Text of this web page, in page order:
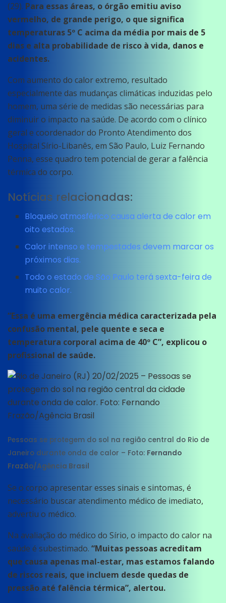
(29). Para essas áreas, o órgão emitiu aviso
vermelho, de grande perigo, o que significa
temperaturas 5º C acima da média por mais de 5
dias e alta probabilidade de risco à vida, danos e
acidentes.
Com aumento do calor extremo, resultado
especialmente das mudanças climáticas induzidas pelo
homem, uma série de medidas são necessárias para
diminuir o impacto na saúde. De acordo com o clínico
geral e coordenador do Pronto Atendimento dos
Hospital Sírio-Libanês, em São Paulo, Luiz Fernando
Penna, esse quadro tem potencial de gerar a falência
térmica do corpo.
Notícias relacionadas:
Bloqueio atmosférico causa alerta de calor em
oito estados.
Calor intenso e tempestades devem marcar os
próximos dias.
Todo o estado de São Paulo terá sexta-feira de
muito calor.
“Essa é uma emergência médica caracterizada pela
confusão mental, pele quente e seca e
temperatura corporal acima de 40º C”, explicou o
profissional de saúde.
Pessoas se protegem do sol na região central do Rio de
Janeiro durante onda de calor – Foto: Fernando
Frazão/Agência Brasil
Se o corpo apresentar esses sinais e sintomas, é
necessário buscar atendimento médico de imediato,
advertiu o médico.
Na avaliação do médico do Sírio, o impacto do calor na
saúde é subestimado. “Muitas pessoas acreditam
que causa apenas mal-estar, mas estamos falando
de riscos reais, que incluem desde quedas de
pressão até falência térmica”, alertou.